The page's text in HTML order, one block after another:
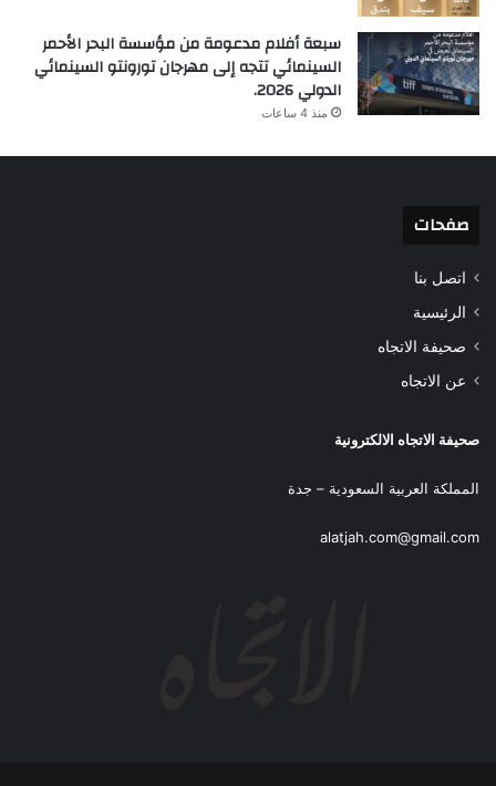
سبعة أفلام مدعومة من مؤسسة البحر الأحمر
السينمائي تتجه إلى مهرجان تورونتو السينمائي
الدولي 2026.
منذ 4 ساعات
صفحات
اتصل بنا
الرئيسية
صحيفة الاتجاه
عن الاتجاه
صحيفة الاتجاه الالكترونية
المملكة العربية السعودية – جدة
alatjah.com@gmail.com